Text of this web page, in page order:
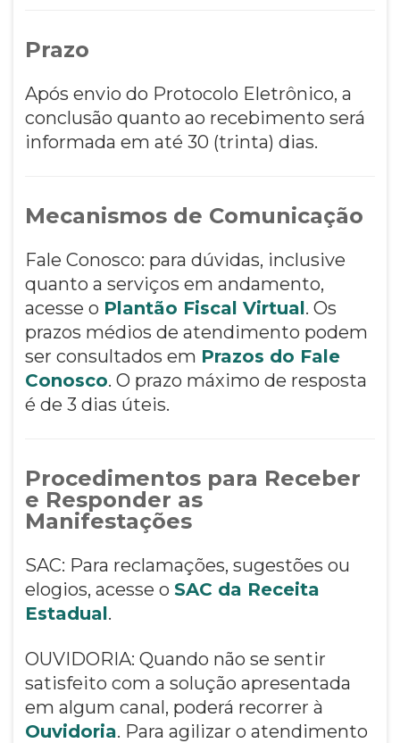
Prazo
Após envio do Protocolo Eletrônico, a
conclusão quanto ao recebimento será
informada em até 30 (trinta) dias.
Mecanismos de Comunicação
Fale Conosco: para dúvidas, inclusive
quanto a serviços em andamento,
acesse o Plantão Fiscal Virtual. Os
prazos médios de atendimento podem
ser consultados em Prazos do Fale
Conosco. O prazo máximo de resposta
é de 3 dias úteis.
Procedimentos para Receber
e Responder as
Manifestações
SAC: Para reclamações, sugestões ou
elogios, acesse o SAC da Receita
Estadual.
OUVIDORIA: Quando não se sentir
satisfeito com a solução apresentada
em algum canal, poderá recorrer à
Ouvidoria. Para agilizar o atendimento